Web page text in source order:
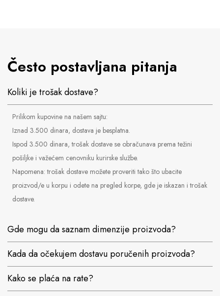
Često postavljana pitanja
Koliki je trošak dostave?
Prilikom kupovine na našem sajtu:
Iznad 3.500 dinara, dostava je besplatna.
Ispod 3.500 dinara, trošak dostave se obračunava prema težini
pošiljke i važećem cenovniku kurirske službe.
Napomena: trošak dostave možete proveriti tako što ubacite
proizvod/e u korpu i odete na pregled korpe, gde je iskazan i trošak
dostave.
Gde mogu da saznam dimenzije proizvoda?
Kada da očekujem dostavu poručenih proizvoda?
Kako se plaća na rate?